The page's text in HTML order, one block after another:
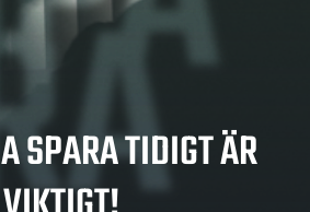
SPARA TIDIGT ÄR